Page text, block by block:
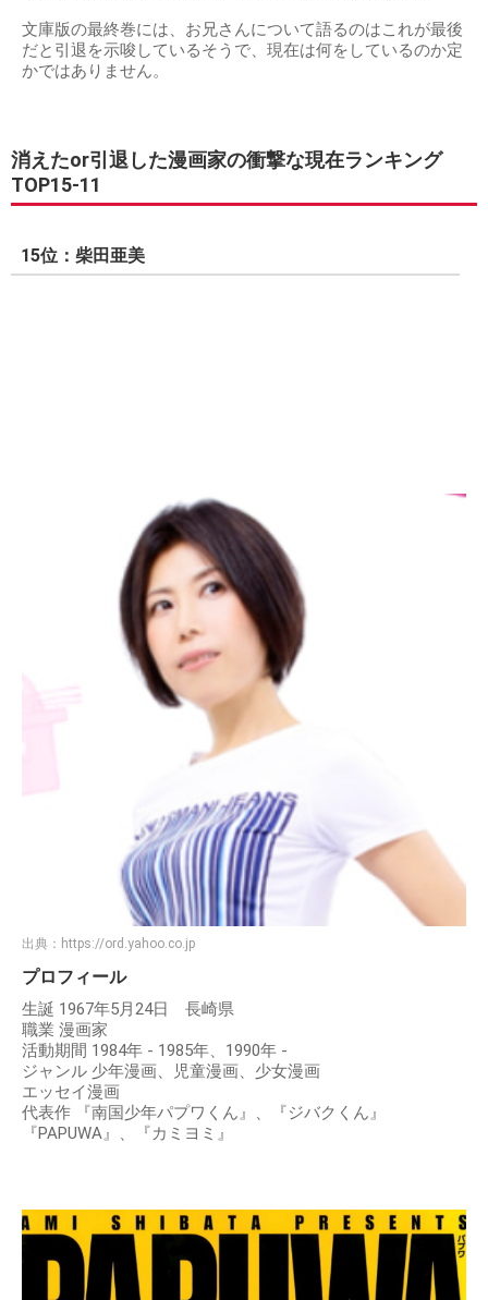
文庫版の最終巻には、お兄さんについて語るのはこれが最後
だと引退を示唆しているそうで、現在は何をしているのか定
かではありません。
消えたor引退した漫画家の衝撃な現在ランキング
TOP15-11
15位：柴田亜美
出典： https://ord.yahoo.co.jp
プロフィール
生誕 1967年5月24日 長崎県
職業 漫画家
活動期間 1984年 - 1985年、1990年 -
ジャンル 少年漫画、児童漫画、少女漫画
エッセイ漫画
代表作 『南国少年パプワくん』、『ジバクくん』
『PAPUWA』、『カミヨミ』